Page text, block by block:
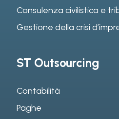
Consulenza civilistica e
Gestione della crisi
ST Outsourcing
Contabilità
Paghe